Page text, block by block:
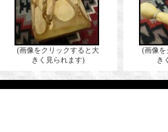
(画像をクリックすると大
きく見られます)
(画像を
き